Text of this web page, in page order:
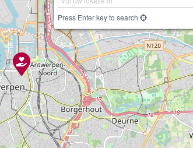
Press Enter key to search